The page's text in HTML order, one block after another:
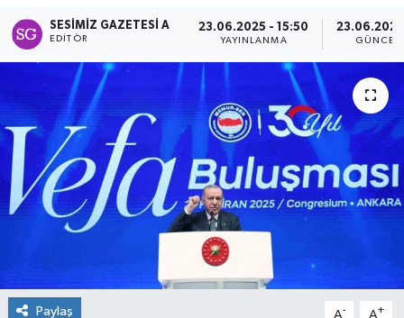
SESIMIZ GAZETESI A
EDITÖR
23.06.2025 - 15:50
YAYINLANMA
Paylaş A- A+
Sağlık
Spor
Teknoloji
Tokat Haberleri
Yaşam
Haber Arşivi